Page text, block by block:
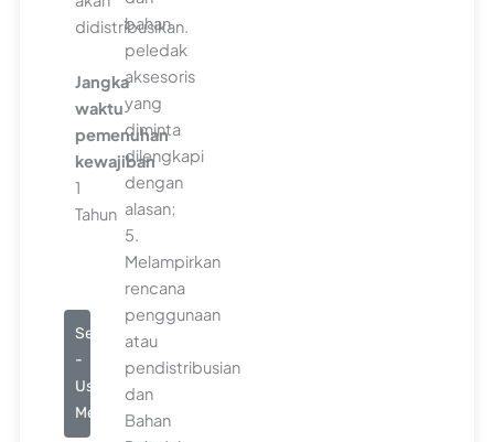
didistribusikan.
Jangka
waktu
pemenuhan
kewajiban
1
Tahun
Seluruhnya
-
Usaha
Menengah
bahan
peledak
aksesoris
yang
diminta
dilengkapi
dengan
alasan;
5.
Melampirkan
rencana
penggunaan
atau
pendistribusian
dan
Bahan